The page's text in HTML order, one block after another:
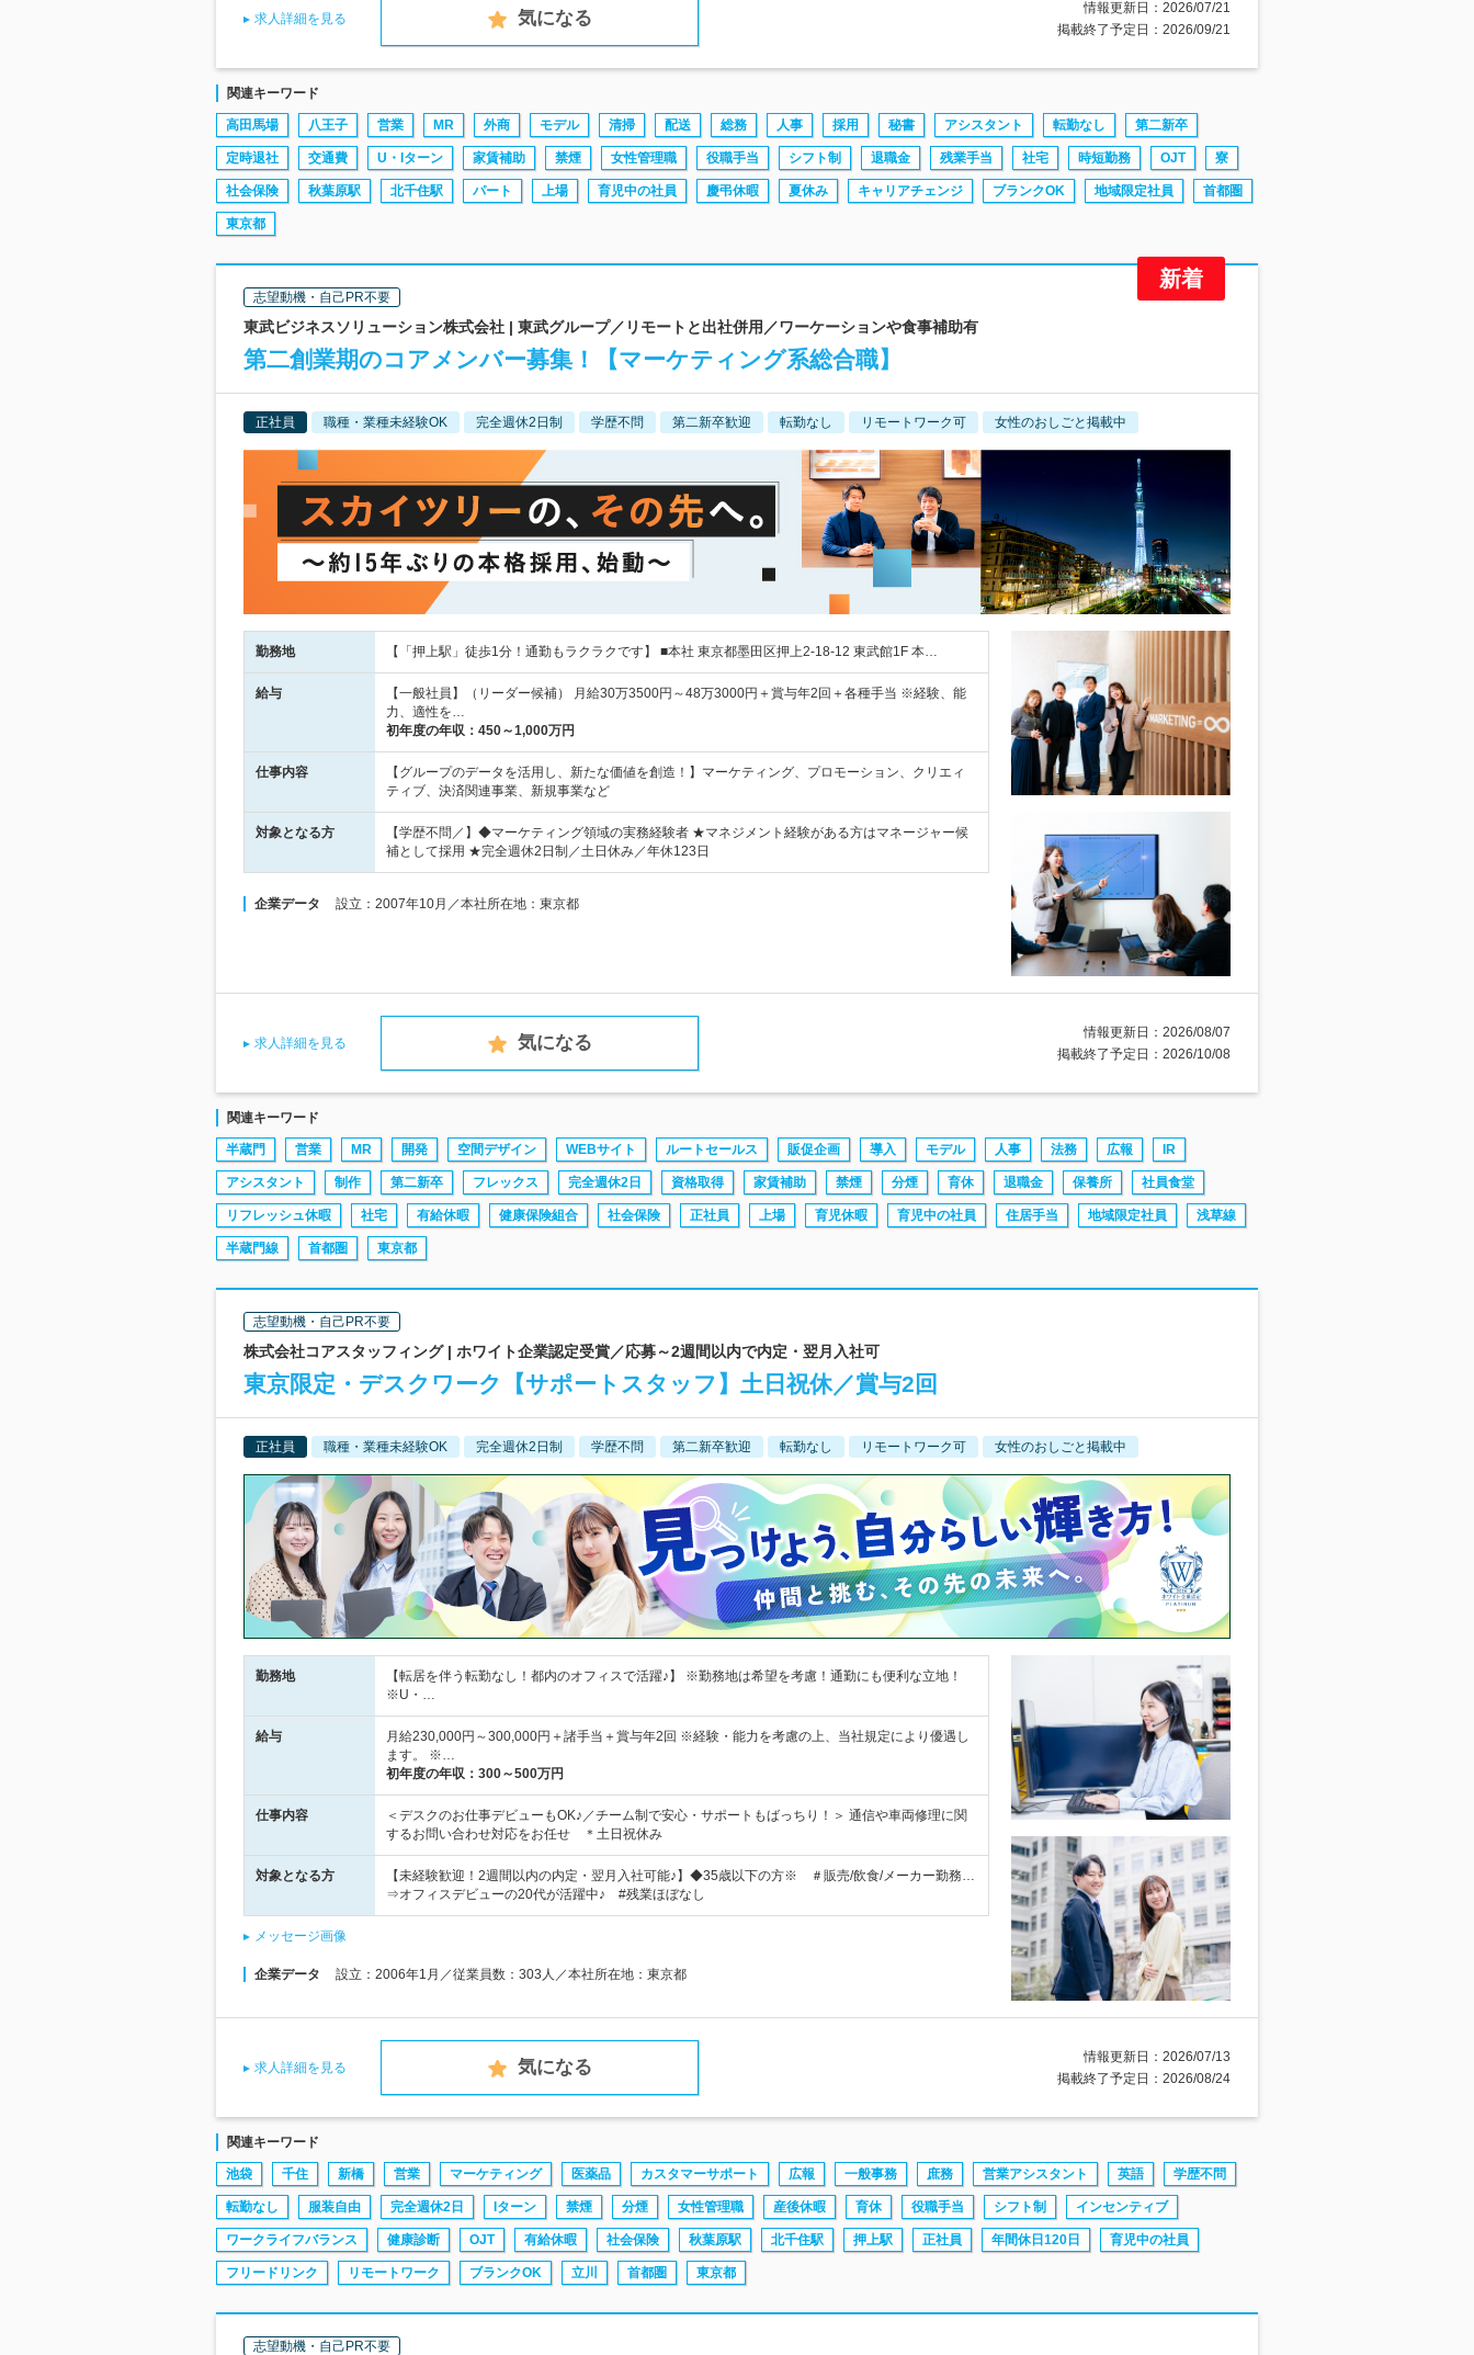
求人詳細を見る 気になる
情報更新日：2026/07/21
掲載終了予定日：2026/09/21
関連キーワード
高田馬場 八王子 営業 MR 外商 モデル 清掃 配送 総務 人事 採用 秘書 アシスタント 転勤なし 第二新卒
定時退社 交通費 U・Iターン 家賃補助 禁煙 女性管理職 役職手当 シフト制 退職金 残業手当 社宅 時短勤務 OJT 寮
社会保険 秋葉原駅 北千住駅 パート 上場 育児中の社員 慶弔休暇 夏休み キャリアチェンジ ブランクOK 地域限定社員 首都圏
東京都
志望動機・自己PR不要
東武ビジネスソリューション株式会社 | 東武グループ／リモートと出社併用／ワーケーションや食事補助有
第二創業期のコアメンバー募集！【マーケティング系総合職】
正社員 職種・業種未経験OK 完全週休2日制 学歴不問 第二新卒歓迎 転勤なし リモートワーク可 女性のおしごと掲載中
勤務地 【「押上駅」徒歩1分！通勤もラクラクです】 ■本社 東京都墨田区押上2-18-12 東武館1F 本…
給与
【一般社員】（リーダー候補） 月給30万3500円～48万3000円＋賞与年2回＋各種手当 ※経験、能
力、適性を…
初年度の年収： 450～1,000万円
仕事内容
【グループのデータを活用し、新たな価値を創造！】マーケティング、プロモーション、クリエィ
ティブ、決済関連事業、新規事業など
対象となる方
【学歴不問／】◆マーケティング領域の実務経験者 ★マネジメント経験がある方はマネージャー候
補として採用 ★完全週休2日制／土日休み／年休123日
企業データ 設立：2007年10月／本社所在地：東京都
求人詳細を見る 気になる
情報更新日：2026/08/07
掲載終了予定日：2026/10/08
関連キーワード
半蔵門 営業 MR 開発 空間デザイン WEBサイト ルートセールス 販促企画 導入 モデル 人事 法務 広報 IR
アシスタント 制作 第二新卒 フレックス 完全週休2日 資格取得 家賃補助 禁煙 分煙 育休 退職金 保養所 社員食堂
リフレッシュ休暇 社宅 有給休暇 健康保険組合 社会保険 正社員 上場 育児休暇 育児中の社員 住居手当 地域限定社員 浅草線
半蔵門線 首都圏 東京都
志望動機・自己PR不要
株式会社コアスタッフィング | ホワイト企業認定受賞／応募～2週間以内で内定・翌月入社可
東京限定・デスクワーク【サポートスタッフ】土日祝休／賞与2回
正社員 職種・業種未経験OK 完全週休2日制 学歴不問 第二新卒歓迎 転勤なし リモートワーク可 女性のおしごと掲載中
勤務地
【転居を伴う転勤なし！都内のオフィスで活躍♪】 ※勤務地は希望を考慮！通勤にも便利な立地！
※U・…
給与
月給230,000円～300,000円＋諸手当＋賞与年2回 ※経験・能力を考慮の上、当社規定により優遇し
ます。 ※…
初年度の年収： 300～500万円
仕事内容
＜デスクのお仕事デビューもOK♪／チーム制で安心・サポートもばっちり！＞ 通信や車両修理に関
するお問い合わせ対応をお任せ ＊土日祝休み
対象となる方
【未経験歓迎！2週間以内の内定・翌月入社可能♪】◆35歳以下の方※ ＃販売/飲食/メーカー勤務…
⇒オフィスデビューの20代が活躍中♪ #残業ほぼなし
メッセージ画像
企業データ 設立：2006年1月／従業員数：303人／本社所在地：東京都
求人詳細を見る 気になる
情報更新日：2026/07/13
掲載終了予定日：2026/08/24
関連キーワード
池袋 千住 新橋 営業 マーケティング 医薬品 カスタマーサポート 広報 一般事務 庶務 営業アシスタント 英語 学歴不問
転勤なし 服装自由 完全週休2日 Iターン 禁煙 分煙 女性管理職 産後休暇 育休 役職手当 シフト制 インセンティブ
ワークライフバランス 健康診断 OJT 有給休暇 社会保険 秋葉原駅 北千住駅 押上駅 正社員 年間休日120日 育児中の社員
フリードリンク リモートワーク ブランクOK 立川 首都圏 東京都
志望動機・自己PR不要